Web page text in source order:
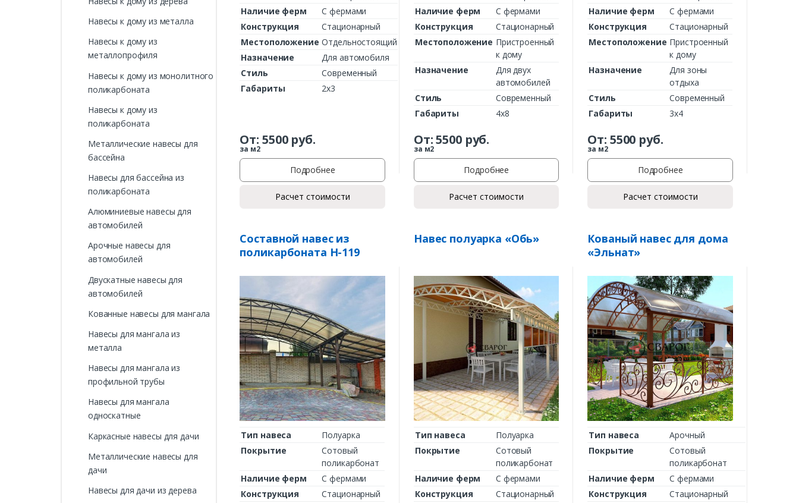
Наличие ферм
С фермами
Конструкция
Стационарный
Местоположение Отдельностоящий
Назначение
Для автомобиля
Стиль
Современный
Габариты
2х3
От: 5500руб.
за м2
Подробнее
Расчет стоимости
Наличие ферм
С фермами
Конструкция
Стационарный
Местоположение Пристроенный
к дому
Назначение
Для двух
автомобилей
Стиль
Современный
Габариты
4х8
От:5500руб.
за м2
Подробнее
Расчет стоимости
Наличие ферм
С фермами
Конструкция
Стационарный
Местоположение Пристроенный
к дому
Назначение
Для зоны
отдыха
Стиль
Современный
Габариты
3х4
От: 5500 руб.
за м2
Подробнее
Расчет стоимости
Составной навес из
поликарбоната Н-119
Тип навеса
Полуарка
Покрытие
Сотовый
поликарбонат
Наличие ферм
С фермами
Конструкция
Стационарный
Навес полуарка «Обь»
Тип навеса
Полуарка
Покрытие
Сотовый
поликарбонат
Наличие ферм
С фермами
Конструкция
Стационарный
Кованый навес для дома
«Эльнат»
Тип навеса
Арочный
Покрытие
Сотовый
поликарбонат
Наличие ферм
С фермами
Конструкция
Стационарный
Навесы к дому из металла
Навесы к дому из
металлопрофиля
Навесы к дому из монолитного
поликарбоната
Навесы к дому из
поликарбоната
Металлические навесы для
бассейна
Навесы для бассейна из
поликарбоната
Алюминиевые навесы для
автомобилей
Арочные навесы для
автомобилей
Двускатные навесы для
автомобилей
Кованные навесы для мангала
Навесы для мангала из
металла
Навесы для мангала из
профильной трубы
Навесы для мангала
односкатные
Каркасные навесы для дачи
Металлические навесы для
дачи
Навесы для дачи из дерева